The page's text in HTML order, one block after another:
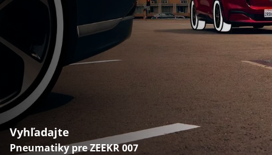
Vyhľadajte
Pneumatiky pre ZEEKR 007